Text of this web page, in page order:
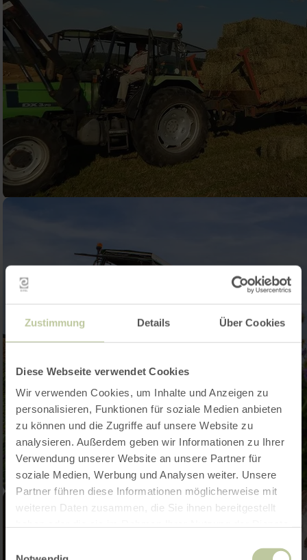
Zustimmung Details Über Cookies
Diese Webseite verwendet Cookies
Wir verwenden Cookies, um Inhalte und Anzeigen zu
personalisieren, Funktionen für soziale Medien anbieten
zu können und die Zugriffe auf unsere Website zu
analysieren. Außerdem geben wir Informationen zu Ihrer
Verwendung unserer Website an unsere Partner für
soziale Medien, Werbung und Analysen weiter. Unsere
Partner führen diese Informationen möglicherweise mit
weiteren Daten zusammen, die Sie ihnen bereitgestellt